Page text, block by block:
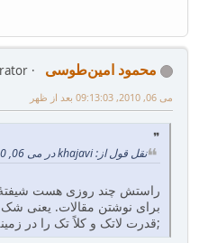
محمود امین‌طوسی
می 06, 2010, 09:13:03 بعد از ظهر
نقل قول از: khajavi در می 06, 2010, 07:54:39 بعد از ظهر
راستش چند روزی هست
برای نوشتن مقالات. یعنی شک
;قدرت لاتک و کلاً تک را در